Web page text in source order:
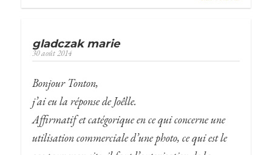
gladczak marie
30 août 2014
Bonjour Tonton,
j’ai eu la réponse de Joêlle.
Affirmatif et catégorique en ce qui concerne une
utilisation commerciale d’une photo, ce qui est le